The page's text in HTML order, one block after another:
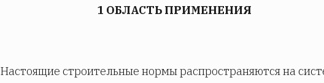
1 ОБЛАСТЬ ПРИМЕНЕНИЯ
Настоящие строительные нормы распространяются на